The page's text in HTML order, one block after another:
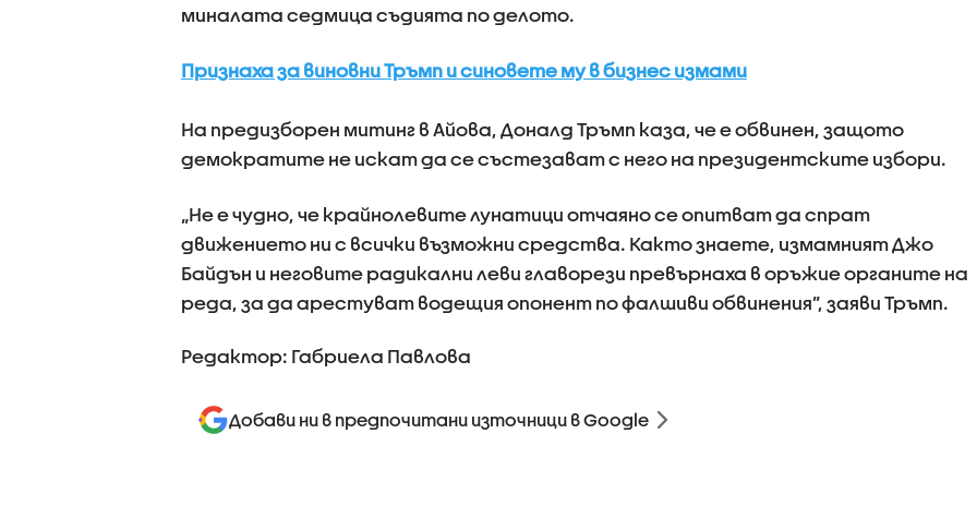
миналата седмица съдията по делото.
Признаха за виновни Тръмп и синовете му в бизнес измами
На предизборен митинг в Айова, Доналд Тръмп каза, че е обвинен, защото
демократите не искат да се състезават с него на президентските избори.
„Не е чудно, че крайнолевите лунатици отчаяно се опитват да спрат
движението ни с всички възможни средства. Както знаете, измамният Джо
Байдън и неговите радикални леви главорези превърнаха в оръжие органите на
реда, за да арестуват водещия опонент по фалшиви обвинения”, заяви Тръмп.
Редактор: Габриела Павлова
Добави ни в предпочитани източници в Google